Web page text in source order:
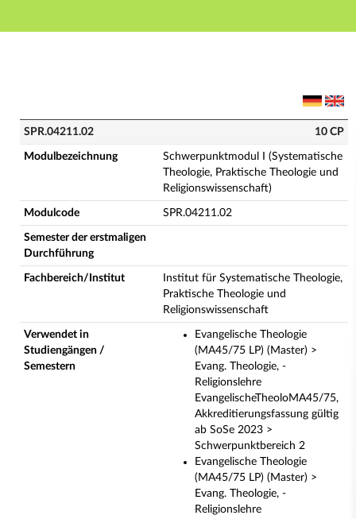
Hauptnavigation
SPR.04211.02 - Schwerpunktmodul I
SPR.04211.02 10 CP
Modulbezeichnung
Schwerpunktmodul I (Systematische
Theologie, Praktische Theologie und
Religionswissenschaft)
Modulcode SPR.04211.02
Semester der erstmaligen
Durchführung
Fachbereich/Institut
Institut für Systematische Theologie,
Praktische Theologie und
Religionswissenschaft
Verwendet in
Studiengängen /
Semestern
Evangelische Theologie
(MA45/75 LP) (Master) >
Evang. Theologie, -
Religionslehre
EvangelischeTheoloMA45/75,
Akkreditierungsfassung gültig
ab SoSe 2023 >
Schwerpunktbereich 2
Evangelische Theologie
(MA45/75 LP) (Master) >
Evang. Theologie, -
Religionslehre